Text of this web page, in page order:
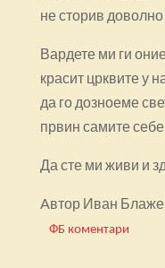
не сторив доволно
Вардете ми ги
красит црквите у
да го дозноеме
првин самите
Да сте ми живи и
Aвтор Иван
ФБ коментари